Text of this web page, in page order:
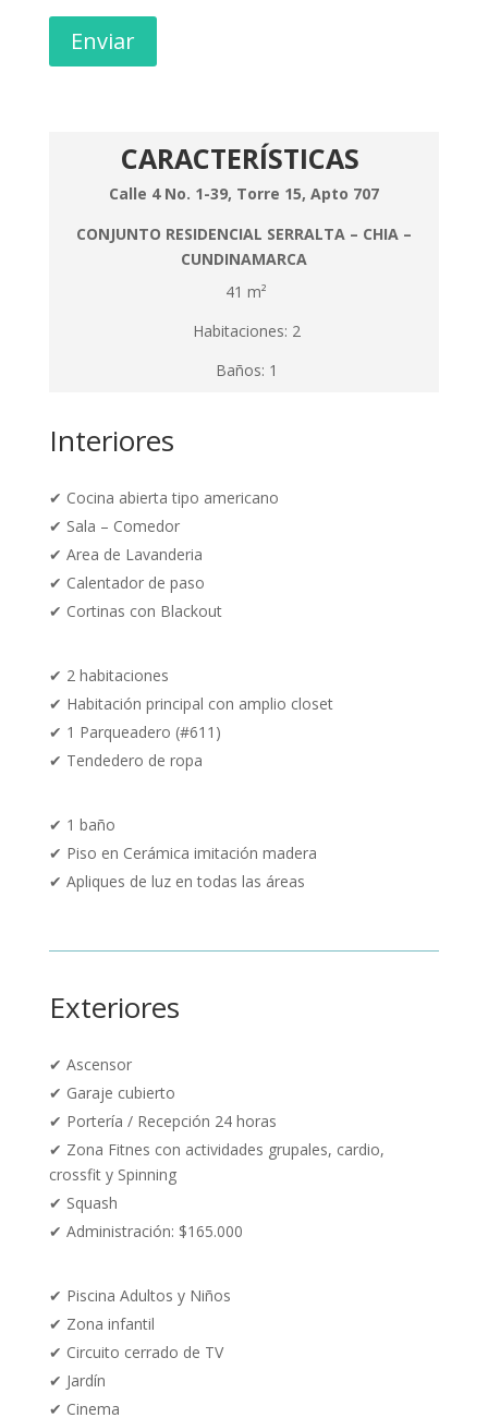
Enviar
CARACTERÍSTICAS
Calle 4 No. 1-39, Torre 15, Apto 707
CONJUNTO RESIDENCIAL SERRALTA – CHIA –
CUNDINAMARCA
41 m²
Habitaciones: 2
Baños: 1
Interiores
✔ Cocina abierta tipo americano
✔ Sala – Comedor
✔ Area de Lavanderia
✔ Calentador de paso
✔ Cortinas con Blackout
✔ 2 habitaciones
✔ Habitación principal con amplio closet
✔ 1 Parqueadero (#611)
✔ Tendedero de ropa
✔ 1 baño
✔ Piso en Cerámica imitación madera
✔ Apliques de luz en todas las áreas
Exteriores
✔ Ascensor
✔ Garaje cubierto
✔ Portería / Recepción 24 horas
✔ Zona Fitnes con actividades grupales, cardio,
crossfit y Spinning
✔ Squash
✔ Administración: $165.000
✔ Piscina Adultos y Niños
✔ Zona infantil
✔ Circuito cerrado de TV
✔ Jardín
✔ Cinema